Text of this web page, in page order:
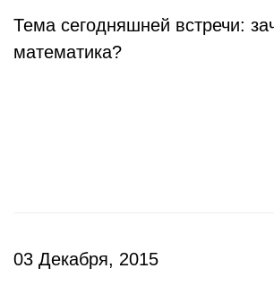
Тема сегодняшней встречи:
математика?
03 Декабря, 2015